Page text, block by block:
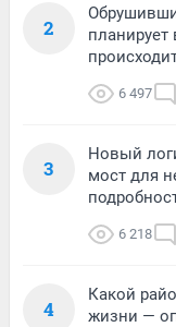
2
планирует
6 497
3
Новый
мост для
6 218
4
Какой
жизни —